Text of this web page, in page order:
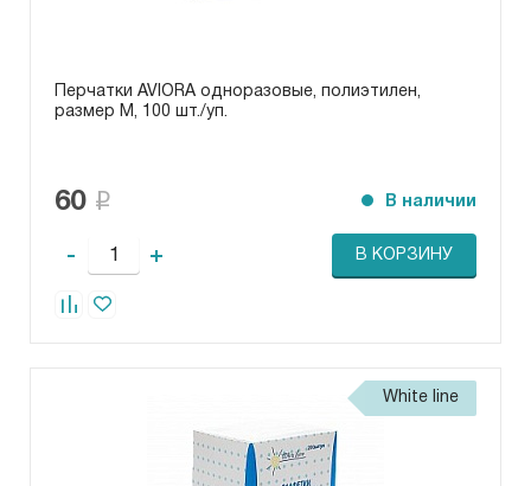
Перчатки AVIORA одноразовые, полиэтилен,
размер M, 100 шт./уп.
60 В наличии
- + В КОРЗИНУ
White line